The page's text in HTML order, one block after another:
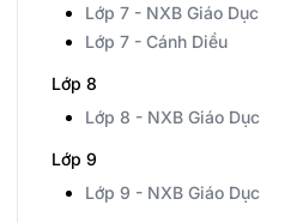
Lớp 7 - NXB Giáo Dục
Lớp 7 - Cánh Diều
Lớp 8
Lớp 8 - NXB Giáo Dục
Lớp 9
Lớp 9 - NXB Giáo Dục